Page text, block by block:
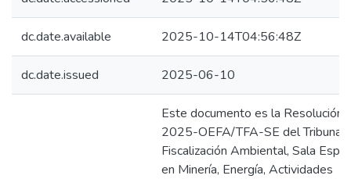
dc.date.available 2025-10-14T04:56:48Z
dc.date.issued 2025-06-10
Este documento es la Resolución
2025-OEFA/TFA-SE del Tribunal
Fiscalización Ambiental, Sala
en Minería, Energía, Actividades